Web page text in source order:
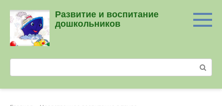
контенту
Развитие и воспитание
дошкольников